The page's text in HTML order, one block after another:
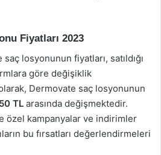
Fiyatları 2023
losyonunun fiyatları, satıldığı
göre değişiklik
Dermovate saç losyonunun
TL arasında değişmektedir.
özel kampanyalar ve indirimler
bu fırsatları değerlendirmeleri